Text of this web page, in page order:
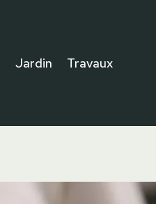
Jardin Travaux